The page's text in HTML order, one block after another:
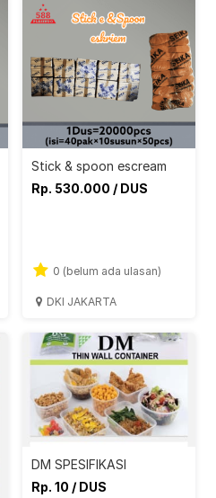
Stick & spoon escream
Rp. 530.000 / DUS
0 (belum ada ulasan)
DKI JAKARTA
DM SPESIFIKASI
Rp. 10 / DUS